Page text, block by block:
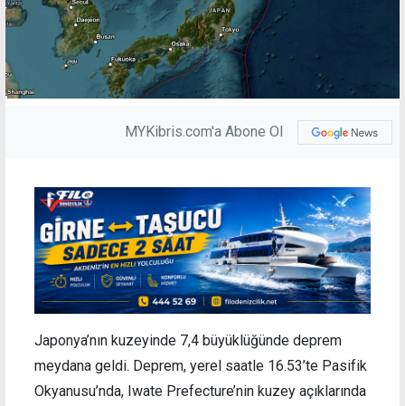
MYKibris.com'a Abone Ol
Japonya’nın kuzeyinde 7,4 büyüklüğünde deprem
meydana geldi. Deprem, yerel saatle 16.53’te Pasifik
Okyanusu’nda, Iwate Prefecture’nin kuzey açıklarında